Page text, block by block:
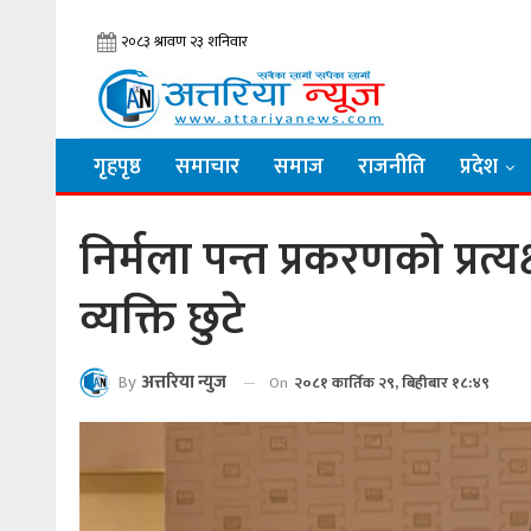
गृहपृष्ठ समाचार समाज राजनीति प्रदेश
निर्मला पन्त प्रकरणको
व्यक्ति छुटे
By अत्तरिया न्युज On २०८१ कार्तिक २९, बिहीबार १८:४९